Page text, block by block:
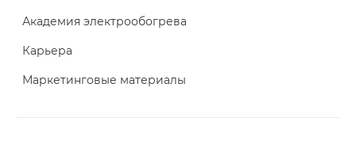
Академия электрообогрева
Карьера
Маркетинговые материалы